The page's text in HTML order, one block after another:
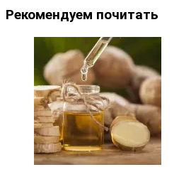
Рекомендуем почитать